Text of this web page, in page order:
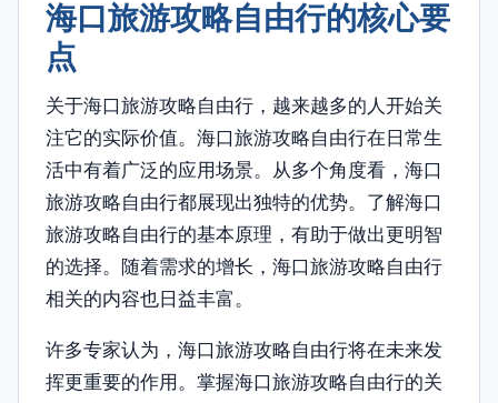
海口旅游攻略自由行的核心要
点
关于海口旅游攻略自由行，越来越多的人开始关
注它的实际价值。海口旅游攻略自由行在日常生
活中有着广泛的应用场景。从多个角度看，海口
旅游攻略自由行都展现出独特的优势。了解海口
旅游攻略自由行的基本原理，有助于做出更明智
的选择。随着需求的增长，海口旅游攻略自由行
相关的内容也日益丰富。
许多专家认为，海口旅游攻略自由行将在未来发
挥更重要的作用。掌握海口旅游攻略自由行的关